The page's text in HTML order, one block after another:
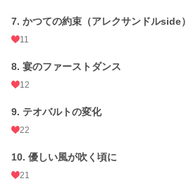
16,057 位 / 66,355 件
お気に入り
24h.ポイント 7 pt
文字数
更新日時 2025.04.18 21:03
初回完結日時 2025.04.18 21:03
7. かつての約束（アレクサンドルside）
11
8. 宴のファーストダンス
12
9. テオバルトの変化
22
10. 優しい風が吹く頃に
21